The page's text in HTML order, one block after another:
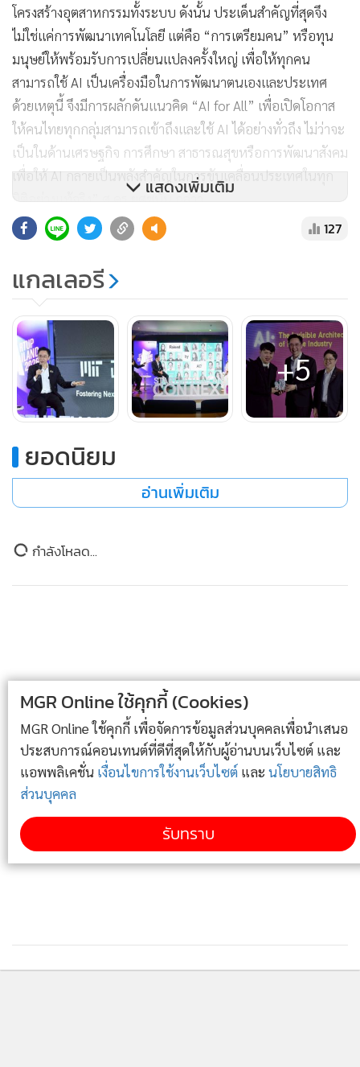
โครงสร้างอุตสาหกรรมทั้งระบบ ดังนั้น ประเด็นสำคัญที่สุดจึง
ไม่ใช่แค่การพัฒนาเทคโนโลยี แต่คือ “การเตรียมคน” หรือทุน
มนุษย์ให้พร้อมรับการเปลี่ยนแปลงครั้งใหญ่ เพื่อให้ทุกคน
สามารถใช้ AI เป็นเครื่องมือในการพัฒนาตนเองและประเทศ
ด้วยเหตุนี้ จึงมีการผลักดันแนวคิด “AI for All” เพื่อเปิดโอกาส
ให้คนไทยทุกกลุ่มสามารถเข้าถึงและใช้ AI ได้อย่างทั่วถึง ไม่ว่าจะ
เป็นในด้านเศรษฐกิจ การศึกษา สาธารณสุขหรือการพัฒนาสังคม
เพื่อให้ AI กลายเป็นพลังสำคัญในการขับเคลื่อนประเทศในทุก
มิติอย่างแท้จริง” ศ.ดร.ยศชนัน กล่าว
ด้าน ดร.พัทน์ กล่าวว่า ทิศทางด้าน AI ที่สำคัญของประเทศไทย
สามารถอธิบายได้ผ่าน 3 ทิศทางหลัก ทิศทางแรกคือการเปลี่ยน
บทบาทของ AI จากเครื่องมืออัตโนมัติให้กลายเป็น “คู่หูทาง
ปัญญา” หรือ Intelligence Augmentation (IA) ที่ช่วยเสริม
ศักยภาพของมนุษย์ แทนที่จะเข้ามาแทนที่ ขณะเดียวกัน AI ต้อง
ถูกนำมาใช้เปิดมุมมองชีวิตให้กับเด็กและเยาวชน โดยเฉพาะกลุ่ม
ด้อยโอกาส ผ่านการจำลองเส้นทางอนาคตที่หลากหลาย เพื่อ
AI ในลักษณะ “โค้ชทางความคิด” ที่ไม่ได้ทำหน้าที่ให้คำตอบ
โดยตรง แต่ช่วยตั้งคำถามเพื่อกระตุ้นการคิดวิเคราะห์ เสริมสร้าง
ภูมิคุ้มกันทางปัญญา และลดความเสี่ยงจากการถูกหลอกลวงใน
ไทยที่มักหยุดอยู่เพียงในระดับเอกสาร ให้สามารถต่อยอดสู่การใช้
สร้างสรรค์รูปแบบใหม่ที่ยังคงอัตลักษณ์ดั้งเดิมแต่ตอบโจทย์ยุค
ปัจจุบัน หรือการออกแบบการเรียนรู้ที่เชื่อมโยงศิลปะกับ
เทคโนโลยี เช่น การให้เยาวชนเขียนโปรแกรมเพื่อควบคุมการ
เคลื่อนไหวของ AI ในการรำไทย ซึ่งไม่เพียงสร้างความเข้าใจเชิง
ลึกต่อศิลปะ แต่ยังช่วยขยายการรับรู้วัฒนธรรมไทยสู่สังคมดิจิทัล
ในวงกว้าง
ต่อมา ศ.ดร.ยศชนัน ให้สัมภาษณ์ เพิ่มเติมว่า กระทรวง อว.จะ
Research) ด้าน AI และมนุษย์ ระหว่างไทยกับ MIT เพื่อเตรียม
ผลักดันให้เกิด “ AHA Thailand” ขึ้นเป็นแกนกลางสำคัญในการ
แสดงเพิ่มเติม
127
แกลเลอรี
+5
ยอดนิยม
อ่านเพิ่มเติม
ข่าวในหมวดล่าสุด
2
3
“ยศชนัน” สั่งสำนักงานปลัดกระทรวง อว.สอบละเอียด
กรณีข้อกล่าวหามหาวิทยาลัยเอี่ยวรับนักศึกษาต่างชาติ
เรียกมหาวิทยาลัยที่เกี่ยวข้องชี้แจงทุกหลักสูตร
4
ฉลองทศวรรษงานวิ่งแห่งปี! ม.เชียงใหม่ จับมือสมาคม
นักศึกษาเก่า มช. เปิดฉาก “10th CMU - Chiang Mai
Marathon” ก้าวสู่นิยามใหม่ที่ยิ่งใหญ่กว่าเดิม
ข่าวอื่นในหมวด
MGR Online ใช้คุกกี้ (Cookies)
MGR Online ใช้คุกกี้ เพื่อจัดการข้อมูลส่วนบุคคลเพื่อนำเสนอ
ประสบการณ์คอนเทนต์ที่ดีที่สุดให้กับผู้อ่านบนเว็บไซต์ และ
แอพพลิเคชั่นเงื่อนไขการใช้งานเว็บไซต์และนโยบายสิทธิ
ส่วนบุคคล
รับทราบ